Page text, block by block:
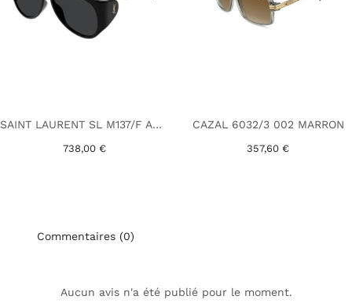
SAINT LAURENT SL M137/F AMELIA 001 NOIR
738,00 €
CAZAL 6032/3 002 MARRON
357,60 €
Commentaires (0)
Aucun avis n'a été publié pour le moment.